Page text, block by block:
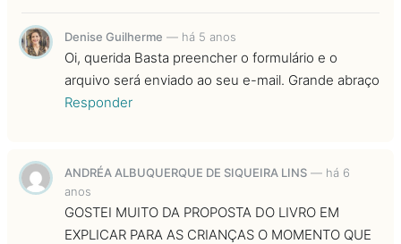
Denise Guilherme — há 5 anos
Oi, querida Basta preencher o formulário e o
arquivo será enviado ao seu e-mail. Grande abraço
Responder
ANDRÉA ALBUQUERQUE DE SIQUEIRA LINS — há 6
anos
GOSTEI MUITO DA PROPOSTA DO LIVRO EM
EXPLICAR PARA AS CRIANÇAS O MOMENTO QUE